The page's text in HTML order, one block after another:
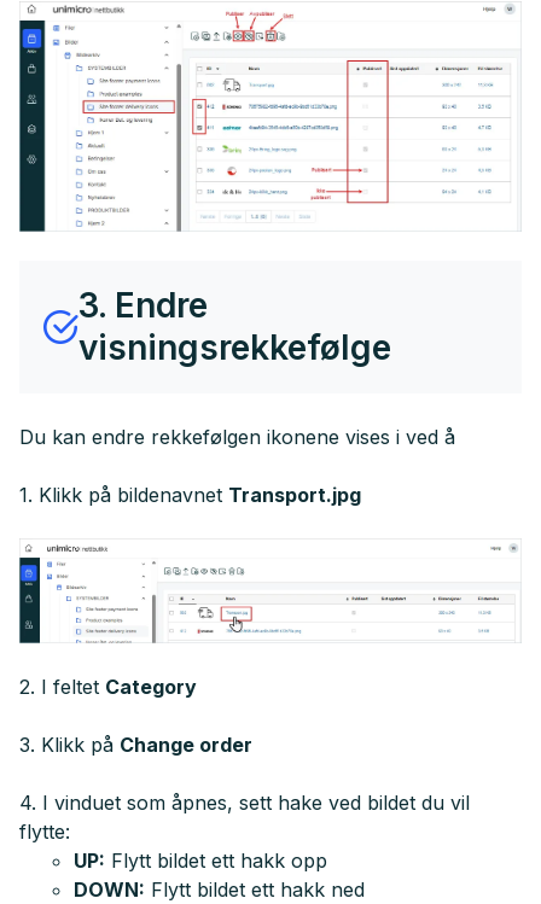
3. Endre
visningsrekkefølge
Du kan endre rekkefølgen ikonene vises i ved å
1. Klikk på bildenavnet Transport.jpg
2. I feltet Category
3. Klikk på Change order
4. I vinduet som åpnes, sett hake ved bildet du vil
flytte:
UP: Flytt bildet ett hakk opp
DOWN: Flytt bildet ett hakk ned